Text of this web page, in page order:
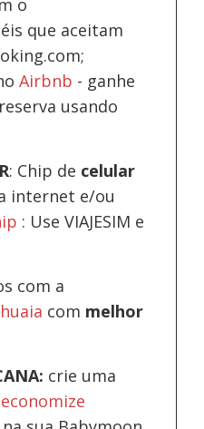
o
que aceitam
Airbnb - ganhe
usando
: Chip de celular
internet e/ou
: Use VIAJESIM e
com a
com melhor
crie uma
economize